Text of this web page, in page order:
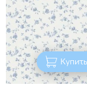
Купить